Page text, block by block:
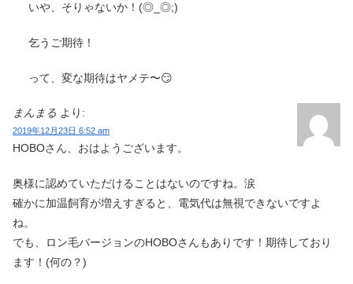
いや、そりゃないか！(◎_◎;)
乞うご期待！
って、変な期待はヤメテ〜😏
まんまる より:
2019年12月23日 6:52 am
HOBOさん、おはようございます。
奥様に認めていただけることはないのですね。涙
確かに加温飼育が増えすぎると、電気代は無視できないですよ
ね。
でも、ロン毛バージョンのHOBOさんもありです！期待しており
ます！(何の？)